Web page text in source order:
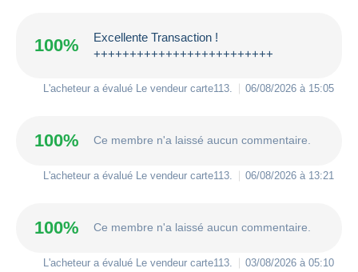
100%
Excellente Transaction !
+++++++++++++++++++++++++
L'acheteur a évalué Le vendeur carte113 06/08/2026 à 15:05
100% Ce membre n'a laissé aucun commentaire.
L'acheteur a évalué Le vendeur carte113 06/08/2026 à 13:21
100% Ce membre n'a laissé aucun commentaire.
L'acheteur a évalué Le vendeur carte113 03/08/2026 à 05:10